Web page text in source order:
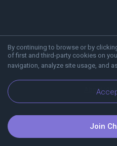
By continuing to browse or by
of first and third-party cookies on
navigation, analyze site usage, and
About
Join